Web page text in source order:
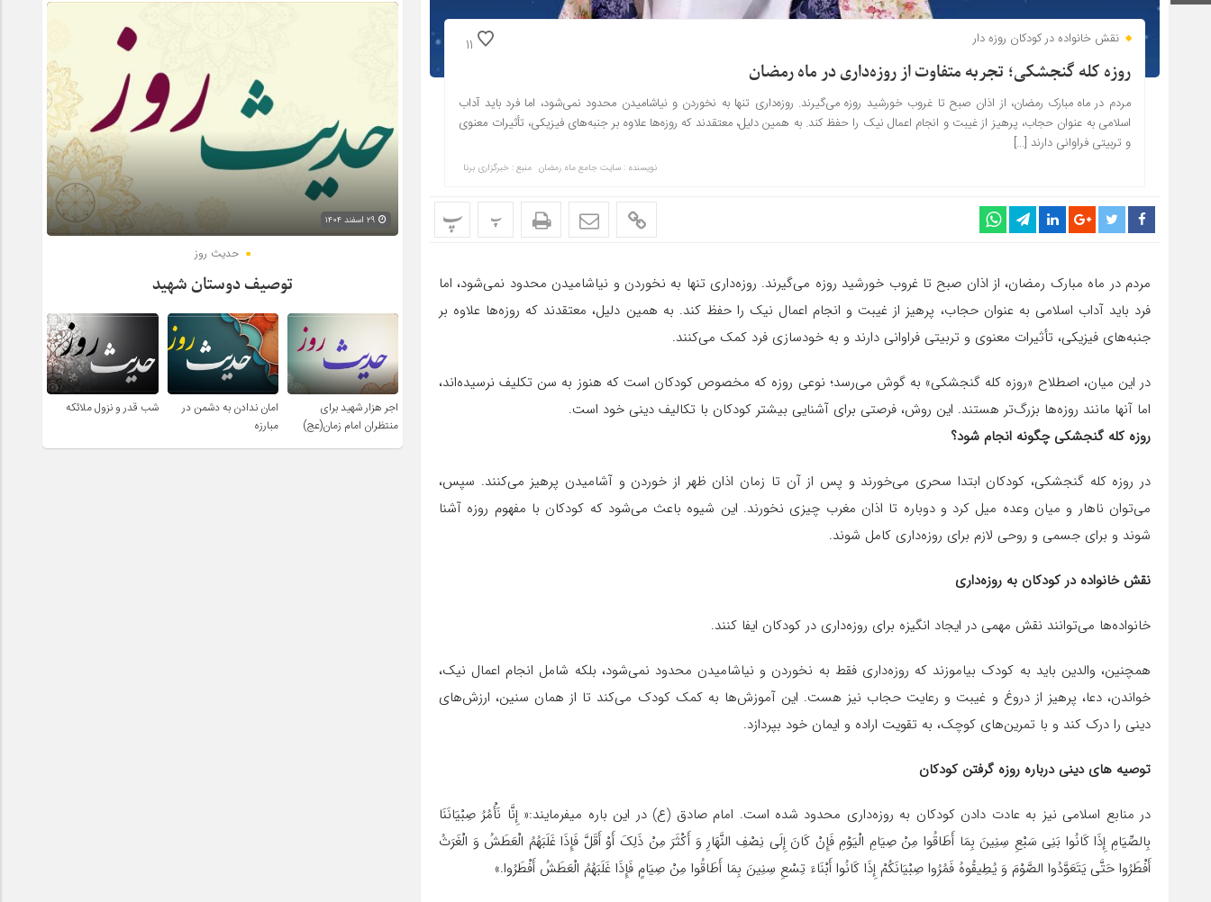
11 نقش خانواده در کودکان روزه‌ دار
روزه کله گنجشکی؛ تجربه متفاوت از روزه‌داری در ماه رمضان
مردم در ماه مبارک رمضان، از اذان صبح تا غروب خورشید روزه می‌گیرند. روزه‌داری تنها به نخوردن و نیاشامیدن محدود نمی‌شود، اما فرد باید آداب
اسلامی به عنوان حجاب، پرهیز از غیبت و انجام اعمال نیک را حفظ کند. به همین دلیل، معتقدند که روزه‌ها علاوه بر جنبه‌های فیزیکی، تأثیرات معنوی
و تربیتی فراوانی دارند […]
نویسنده : سایت جامع ماه رمضان منبع : خبرگزاری برنا
پ پ
مردم در ماه مبارک رمضان، از اذان صبح تا غروب خورشید روزه می‌گیرند. روزه‌داری تنها به نخوردن و نیاشامیدن محدود نمی‌شود، اما
فرد باید آداب اسلامی به عنوان حجاب، پرهیز از غیبت و انجام اعمال نیک را حفظ کند. به همین دلیل، معتقدند که روزه‌ها علاوه بر
جنبه‌های فیزیکی، تأثیرات معنوی و تربیتی فراوانی دارند و به خودسازی فرد کمک می‌کنند.
در این میان، اصطلاح «روزه کله گنجشکی» به گوش می‌رسد؛ نوعی روزه که مخصوص کودکان است که هنوز به سن تکلیف نرسیده‌اند،
اما آنها مانند روزه‌ها بزرگ‌تر هستند. این روش، فرصتی برای آشنایی بیشتر کودکان با تکالیف دینی خود است.
روزه کله گنجشکی چگونه انجام شود؟
در روزه کله گنجشکی، کودکان ابتدا سحری می‌خورند و پس از آن تا زمان اذان ظهر از خوردن و آشامیدن پرهیز می‌کنند. سپس،
می‌توان ناهار و میان وعده میل کرد و دوباره تا اذان مغرب چیزی نخورند. این شیوه باعث می‌شود که کودکان با مفهوم روزه آشنا
شوند و برای جسمی و روحی لازم برای روزه‌داری کامل شوند.
نقش خانواده در کودکان به روزه‌داری
خانواده‌ها می‌توانند نقش مهمی در ایجاد انگیزه برای روزه‌داری در کودکان ایفا کنند.
همچنین، والدین باید به کودک بیاموزند که روزه‌داری فقط به نخوردن و نیاشامیدن محدود نمی‌شود، بلکه شامل انجام اعمال نیک،
خواندن، دعا، پرهیز از دروغ و غیبت و رعایت حجاب نیز هست. این آموزش‌ها به کمک کودک می‌کند تا از همان سنین، ارزش‌های
دینی را درک کند و با تمرین‌های کوچک، به تقویت اراده و ایمان خود بپردازد.
توصیه های دینی درباره روزه گرفتن کودکان
در منابع اسلامی نیز به عادت دادن کودکان به روزه‌داری محدود شده است. امام صادق (ع) در این باره میفرمایند:« إِنَّا نَأْمُرُ صِبْیَانَنَا
بِالصِّیَامِ إِذَا کَانُوا بَنِی سَبْعِ سِنِینَ بِمَا أَطَاقُوا مِنْ صِیَامِ الْیَوْمِ فَإِنْ کَانَ إِلَى نِصْفِ النَّهَارِ وَ أَکْثَرَ مِنْ ذَلِکَ‏ أَوْ أَقَلَّ فَإِذَا غَلَبَهُمُ‏ الْعَطَشُ وَ الْغَرَثُ
أَفْطَرُوا حَتَّى یَتَعَوَّدُوا الصَّوْمَ وَ یُطِیقُوهُ فَمُرُوا صِبْیَانَکُمْ إِذَا کَانُوا أَبْنَاءَ تِسْعِ سِنِینَ بِمَا أَطَاقُوا مِنْ صِیَامٍ فَإِذَا غَلَبَهُمُ الْعَطَشُ أَفْطَرُوا.»
حدیث روز
توصیف دوستان شهید
اجر هزار شهید برای
منتظران امام زمان(عج)
امان ندادن به دشمن در
مبارزه
شب قدر و نزول ملائکه